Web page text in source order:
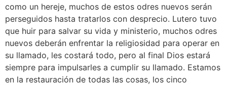
como un hereje, muchos de estos odres nuevos serán
perseguidos hasta tratarlos con desprecio. Lutero tuvo
que huir para salvar su vida y ministerio, muchos odres
nuevos deberán enfrentar la religiosidad para operar en
su llamado, les costará todo, pero al final Dios estará
siempre para impulsarles a cumplir su llamado. Estamos
en la restauración de todas las cosas, los cinco